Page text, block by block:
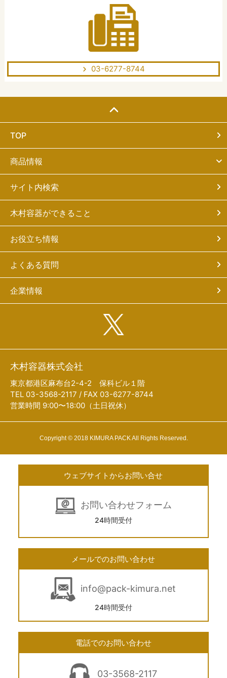
03-6277-8744
TOP
商品情報
サイト内検索
木村容器ができること
お役立ち情報
よくある質問
企業情報
木村容器株式会社
東京都港区麻布台2-4-2 保科ビル１階
TEL 03-3568-2117 / FAX 03-6277-8744
営業時間 9:00〜18:00（土日祝休）
Copyright © 2018 KIMURA PACK All Rights Reserved.
ウェブサイトからお問い合せ
お問い合わせフォーム
24時間受付
メールでのお問い合わせ
info@pack-kimura.net
24時間受付
電話でのお問い合わせ
03-3568-2117